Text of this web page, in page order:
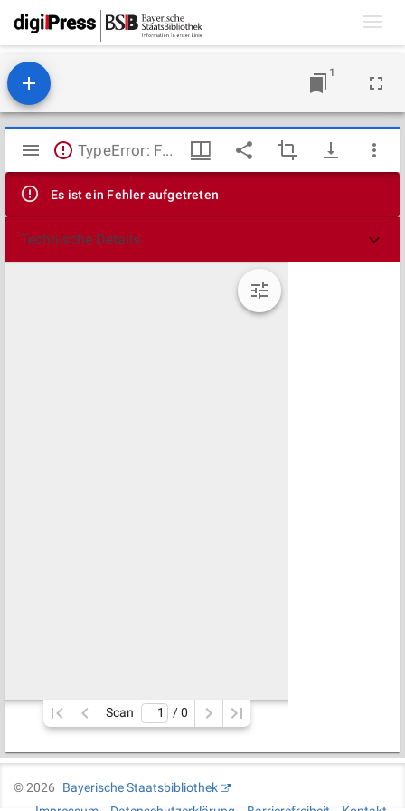
1
Mirador
Viewer
TypeError: Failed to fetch
Es ist ein Fehler aufgetreten
Technische Details
Scan / 0
©2026
Bayerische Staatsbibliothek